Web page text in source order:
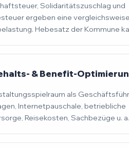
Solidaritätszuschlag und
ergeben eine
Hebesatz der Kommune
& Benefit-
als
Internetpauschale, betriebliche
Reisekosten, Sachbezüge u. a.